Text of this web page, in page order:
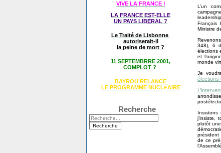
VIVE LA FRANCE !
LA FRANCE EST-ELLE
UN PAYS LIBÉRAL ?
Le Traité de Lisbonne
autoriserait-il
la peine de mort ?
11 SEPTEMBRRE 2001,
COMPLOT ?
BAYROU RELANCE
LE PROGRAMME NUCLÉAIRE
Recherche
L’un
François
Ministre
348), 6
élections
et
monde
Je
élections
Insistons
j’insiste,
plutôt
président
de ce